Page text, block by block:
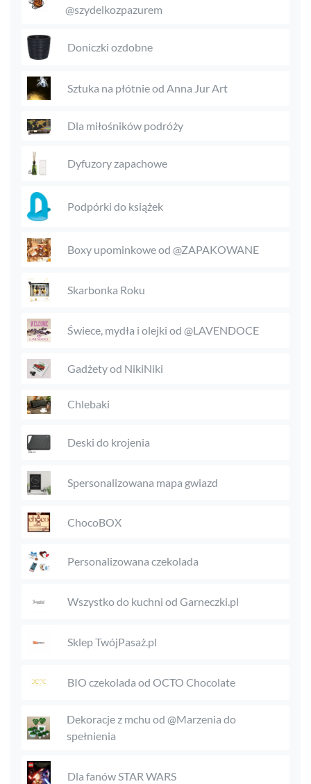
@szydelkozpazurem
Doniczki ozdobne
Sztuka na płótnie od Anna Jur Art
Dla miłośników podróży
Dyfuzory zapachowe
Podpórki do książek
Boxy upominkowe od @ZAPAKOWANE
Skarbonka Roku
Świece, mydła i olejki od @LAVENDOCE
Gadżety od NikiNiki
Chlebaki
Deski do krojenia
Spersonalizowana mapa gwiazd
ChocoBOX
Personalizowana czekolada
Wszystko do kuchni od Garneczki.pl
Sklep TwójPasaż.pl
BIO czekolada od OCTO Chocolate
Dekoracje z mchu od @Marzenia do
spełnienia
Dla fanów STAR WARS